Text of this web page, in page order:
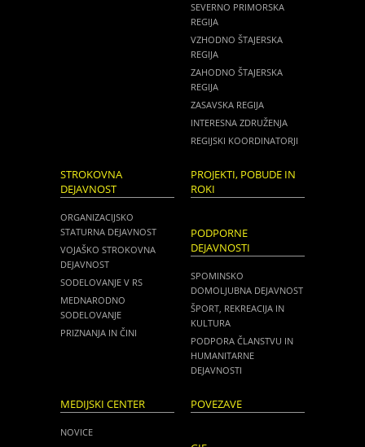
SEVERNO PRIMORSKA
REGIJA
VZHODNO ŠTAJERSKA
REGIJA
ZAHODNO ŠTAJERSKA
REGIJA
ZASAVSKA REGIJA
INTERESNA ZDRUŽENJA
REGIJSKI KOORDINATORJI
STROKOVNA
DEJAVNOST
ORGANIZACIJSKO
STATURNA DEJAVNOST
VOJAŠKO STROKOVNA
DEJAVNOST
SODELOVANJE V RS
MEDNARODNO
SODELOVANJE
PRIZNANJA IN ČINI
PROJEKTI, POBUDE IN
ROKI
PODPORNE
DEJAVNOSTI
SPOMINSKO
DOMOLJUBNA DEJAVNOST
ŠPORT, REKREACIJA IN
KULTURA
PODPORA ČLANSTVU IN
HUMANITARNE
DEJAVNOSTI
MEDIJSKI CENTER
NOVICE
POVEZAVE